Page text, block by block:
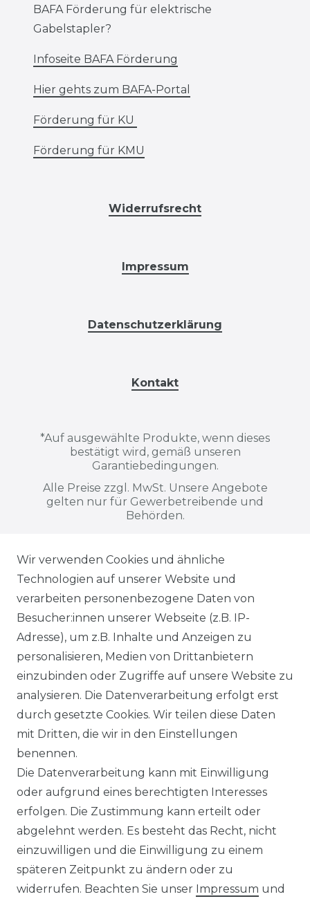
BAFA Förderung für elektrische
Gabelstapler?
Infoseite BAFA Förderung
Hier gehts zum BAFA-Portal
Förderung für KU
Förderung für KMU
Widerrufsrecht
Impressum
Datenschutzerklärung
Kontakt
*Auf ausgewählte Produkte, wenn dieses
bestätigt wird, gemäß unseren
Garantiebedingungen.
Alle Preise zzgl. MwSt. Unsere Angebote
gelten nur für Gewerbetreibende und
Behörden.
Alle auf dieser Webseite dargestellten
Produkte, Abbildungen, Spezifikationen
und Beschreibungen dienen ausschließlich
der allgemeinen Information. Es wird
ausdrücklich darauf hingewiesen, dass
Abweichungen zwischen den dargestellten
Informationen und den tatsächlich
gelieferten Modellen möglich sind. Die
gezeigten Inhalte stellen nicht
notwendigerweise die finalen
Produkteigenschaften dar. Der Anbieter
behält sich das Recht vor, jederzeit und
ohne vorherige Ankündigung Änderungen
an den dargestellten Produkten
vorzunehmen.
Gebrauchte Ware wurde von uns nicht
getestet. Diese wird so verkauft, wie
Wir verwenden Cookies und ähnliche
Technologien auf unserer Website und
verarbeiten personenbezogene Daten von
Besucher:innen unserer Webseite (z.B. IP-
Adresse), um z.B. Inhalte und Anzeigen zu
personalisieren, Medien von Drittanbietern
einzubinden oder Zugriffe auf unsere Website zu
analysieren. Die Datenverarbeitung erfolgt erst
durch gesetzte Cookies. Wir teilen diese Daten
mit Dritten, die wir in den Einstellungen
benennen.
Die Datenverarbeitung kann mit Einwilligung
oder aufgrund eines berechtigten Interesses
erfolgen. Die Zustimmung kann erteilt oder
abgelehnt werden. Es besteht das Recht, nicht
einzuwilligen und die Einwilligung zu einem
späteren Zeitpunkt zu ändern oder zu
widerrufen. Beachten Sie unser Impressum und